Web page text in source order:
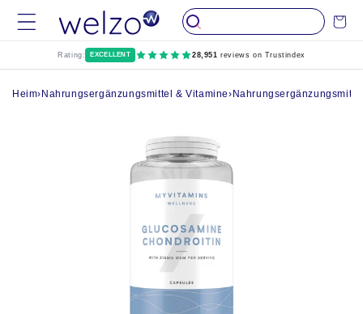
Überspringen
Sie zu Inhalten
Wagen
Rating: EXCELLENT 28,951 reviews on Trustindex
Heim› Nahrungsergänzungsmittel & Vitamine›